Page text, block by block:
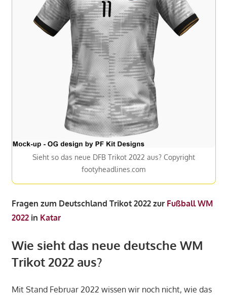
Sieht so das neue DFB Trikot 2022 aus? Copyright
footyheadlines.com
Fragen zum Deutschland Trikot 2022 zur Fußball WM
2022in Katar
Wie sieht das neue deutsche WM
Trikot 2022 aus?
Mit Stand Februar 2022 wissen wir noch nicht, wie das